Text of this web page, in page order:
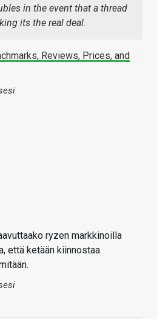
in the event that a thread
its the real deal.
Reviews, Prices, and
ryzen markkinoilla
että ketään kiinnostaa